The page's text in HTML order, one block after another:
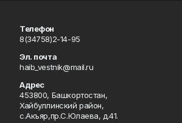
Телефон
8(34758)2-14-95
Эл. почта
haib_vestnik@mail.ru
Адрес
453800, Башкортостан,
Хайбуллинский район,
с.Акъяр,пр.С.Юлаева, д.41.